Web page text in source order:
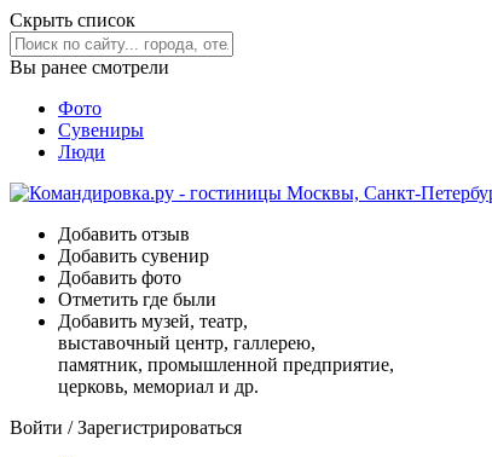
Скрыть список
Вы ранее смотрели
Фото
Сувениры
Люди
Добавить отзыв
Добавить сувенир
Добавить фото
Отметить где были
Добавить музей, театр,
выставочный центр, галлерею,
памятник, промышленной предприятие,
церковь, мемориал и др.
Войти /Зарегистрироваться